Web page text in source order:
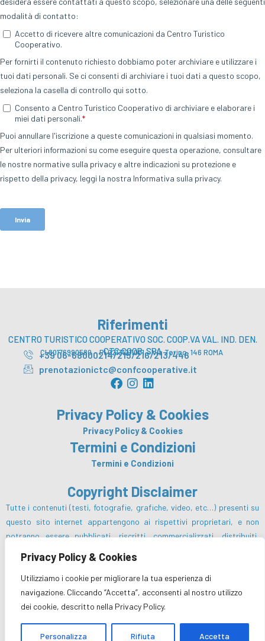
Privacy Policy & Cookies
Utilizziamo i cookie per migliorare la tua esperienza di
navigazione. Cliccando “Accetta”, acconsenti al nostro utilizzo
dei cookie, descritto nella Privacy Policy.
Personalizza Rifiuta Accetta
Riferimenti
CENTRO TURISTICO COOPERATIVO SOC. COOP.VA VAL. IND. DEN.
CTC COOP. SPA
CI 80176990580 – PI 02131211001 – Via Torino, 146 ROMA
+39 06-68000214/215/216/213/446
prenotazionictc@confcooperative.it
F
a
e
b
o
o
k
I
t
a
g
r
a
L
k
e
d
i
n
Privacy Policy & Cookies
Privacy Policy & Cookies
Termini e Condizioni
Termini e Condizioni
Copyright Disclaimer
Tutte i contenuti (testi, fotografie, grafiche, video, etc…) presenti su
questo sito internet appartengono ai rispettivi proprietari, e non
potranno essere pubblicati, riscritti, commercializzati, distribuiti,
alcun modo e sotto qualsiasi forma salvo preventiva autorizzazione da
parte del Centro Turistico Cooperativo sc e/o dei rispettivi proprietari
dei diritti.